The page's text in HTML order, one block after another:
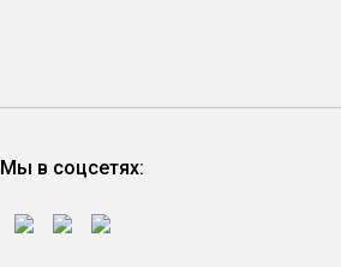
Мы в соцсетях: